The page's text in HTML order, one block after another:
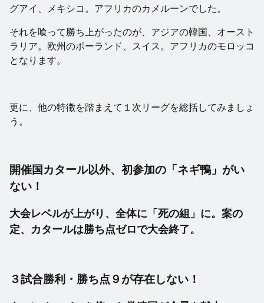
グアイ、メキシコ。アフリカのカメルーンでした。
それを喰って勝ち上がったのが、アジアの韓国、オースト
ラリア。欧州のポーランド、スイス。アフリカのモロッコ
となります。
更に、他の特徴を踏まえて１次リーグを総括してみましょ
う。
開催国カタール以外、初参加の「ネギ鴨」がい
ない！
大会レベルが上がり、全体に「死の組」に。案の
定、カタールは勝ち点ゼロで大会終了。
３試合勝利・勝ち点９が存在しない！